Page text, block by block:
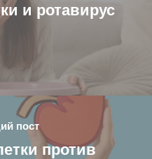
и ротавирус
пост
против